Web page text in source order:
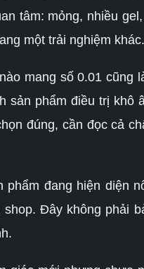
tâm: mỏng, nhiều
một trải nghiệm khác.
mang số 0.01 cũng
phẩm điều trị khô
đúng, cần đọc cả
đang hiện diện
Đây không phải